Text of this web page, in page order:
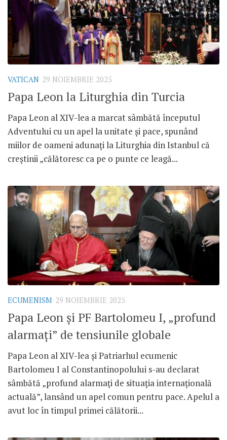
VATICAN 29 NOIEMBRIE 2025
Papa Leon la Liturghia din Turcia
Papa Leon al XIV-lea a marcat sâmbătă începutul
Adventului cu un apel la unitate și pace, spunând
miilor de oameni adunați la Liturghia din Istanbul că
creștinii „călătoresc ca pe o punte ce leagă...
ECUMENISM 29 NOIEMBRIE 2025
Papa Leon și PF Bartolomeu I, „profund
alarmați” de tensiunile globale
Papa Leon al XIV-lea și Patriarhul ecumenic
Bartolomeu I al Constantinopolului s-au declarat
sâmbătă „profund alarmați de situația internațională
actuală”, lansând un apel comun pentru pace. Apelul a
avut loc în timpul primei călătorii...